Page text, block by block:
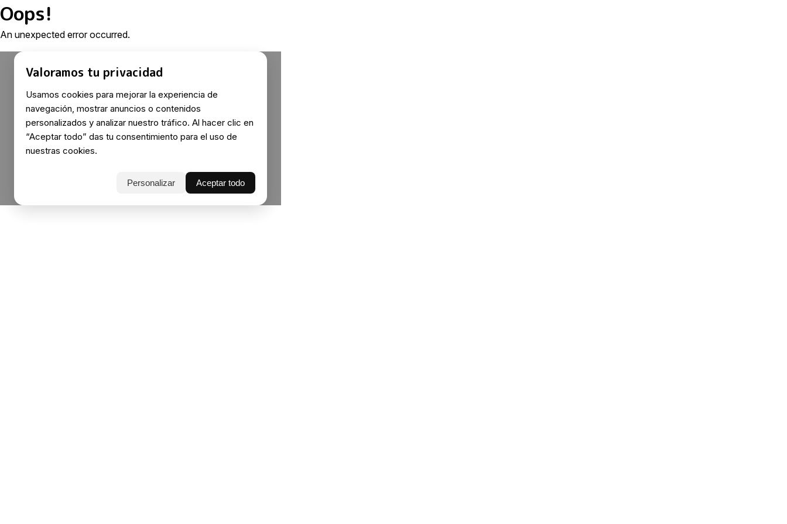
Oops!
An unexpected error occurred.
Valoramos tu privacidad
Usamos cookies para mejorar la experiencia de
navegación, mostrar anuncios o contenidos
personalizados y analizar nuestro tráfico. Al hacer clic en
“Aceptar todo” das tu consentimiento para el uso de
nuestras cookies.
Personalizar Aceptar todo